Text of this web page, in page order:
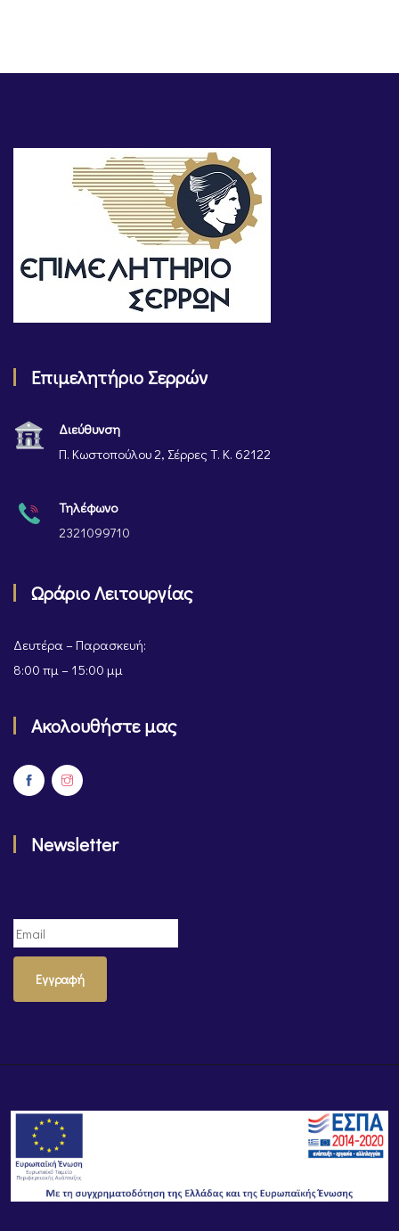
Επιμελητήριο Σερρών
Διεύθυνση
Π. Κωστοπούλου 2, Σέρρες Τ. Κ. 62122
Τηλέφωνο
2321099710
Ωράριο Λειτουργίας
Δευτέρα – Παρασκευή:
8:00 πμ – 15:00 μμ
Ακολουθήστε μας
Newsletter
Εγγραφή